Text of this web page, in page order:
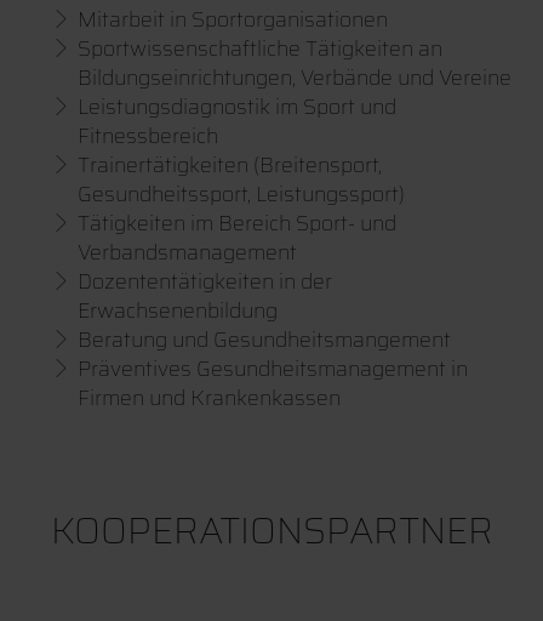
Mitarbeit in Sportorganisationen
Sportwissenschaftliche Tätigkeiten an
Bildungseinrichtungen, Verbände und Vereine
Leistungsdiagnostik im Sport und
Fitnessbereich
Trainertätigkeiten (Breitensport,
Gesundheitssport, Leistungssport)
Tätigkeiten im Bereich Sport- und
Verbandsmanagement
Dozententätigkeiten in der
Erwachsenenbildung
Beratung und Gesundheitsmangement
Präventives Gesundheitsmanagement in
Firmen und Krankenkassen
KOOPERATIONSPARTNER